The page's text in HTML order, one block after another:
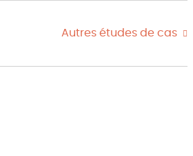
Autres études de cas